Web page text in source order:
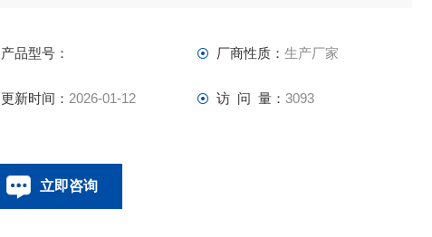
5：安全性能高，免疲劳设计
产品型号： 厂商性质： 生产厂家
更新时间： 2026-01-12 访 问 量： 3093
立即咨询